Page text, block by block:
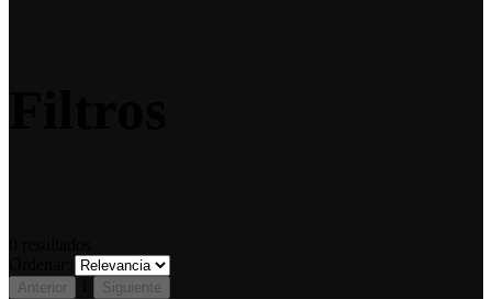
Anterior Siguiente